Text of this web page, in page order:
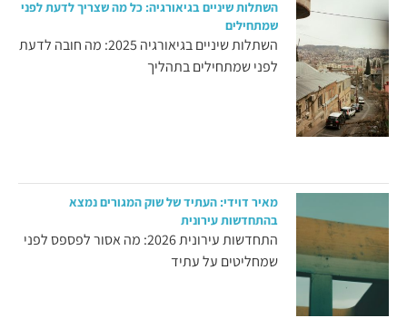
השתלות שיניים בגיאורגיה: כל מה שצריך לדעת לפני
שמתחילים
השתלות שיניים בגיאורגיה 2025: מה חובה לדעת
לפני שמתחילים בתהליך
מאיר דוידי: העתיד של שוק המגורים נמצא
בהתחדשות עירונית
התחדשות עירונית 2026: מה אסור לפספס לפני
שמחליטים על עתיד